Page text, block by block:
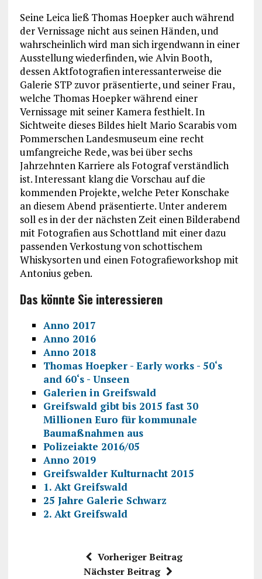
Seine Leica ließ Thomas Hoepker auch während
der Vernissage nicht aus seinen Händen, und
wahrscheinlich wird man sich irgendwann in einer
Ausstellung wiederfinden, wie Alvin Booth,
dessen Aktfotografien interessanterweise die
Galerie STP zuvor präsentierte, und seiner Frau,
welche Thomas Hoepker während einer
Vernissage mit seiner Kamera festhielt. In
Sichtweite dieses Bildes hielt Mario Scarabis vom
Pommerschen Landesmuseum eine recht
umfangreiche Rede, was bei über sechs
Jahrzehnten Karriere als Fotograf verständlich
ist. Interessant klang die Vorschau auf die
kommenden Projekte, welche Peter Konschake
an diesem Abend präsentierte. Unter anderem
soll es in der der nächsten Zeit einen Bilderabend
mit Fotografien aus Schottland mit einer dazu
passenden Verkostung von schottischem
Whiskysorten und einen Fotografieworkshop mit
Antonius geben.
Das könnte Sie interessieren
Anno 2017
Anno 2016
Anno 2018
Thomas Hoepker - Early works - 50‘s
and 60‘s - Unseen
Galerien in Greifswald
Greifswald gibt bis 2015 fast 30
Millionen Euro für kommunale
Baumaßnahmen aus
Polizeiakte 2016/05
Anno 2019
Greifswalder Kulturnacht 2015
1. Akt Greifswald
25 Jahre Galerie Schwarz
2. Akt Greifswald
Vorheriger Beitrag
Nächster Beitrag